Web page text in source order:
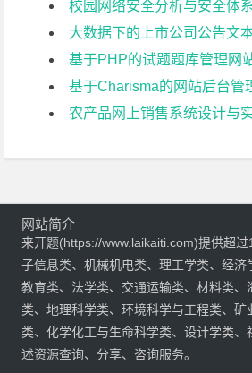
校园网络安全分析与安全体系方
大数据下的上市公司公告文本关键词
基于PHP的试题题库管理网
基于Charisma的网站后台管理
农产品网上销售系统设计与
网站简介
来开题(https://www.laikaiti.com)提供超
子信息类、机械机电类、理工学类、经济
教育类、法学类、交通运输类、材料类、
类、地理科学类、环境科学与工程类、
类、化学化工与生命科学类、设计学类
述资源查询、分享、咨询服务。